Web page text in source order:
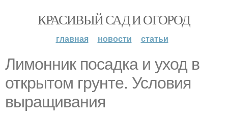
КРАСИВЫЙ САД И ОГОРОД
главная новости статьи
Лимонник посадка и уход в
открытом грунте. Условия
выращивания